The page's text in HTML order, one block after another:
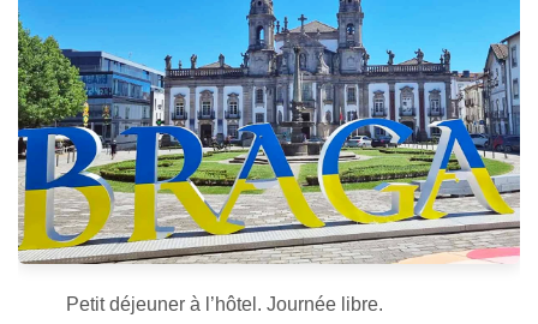
Petit déjeuner à l’hôtel. Journée libre.